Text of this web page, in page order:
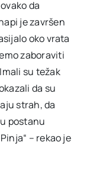
da
je završen
oko vrata
zaboraviti
su težak
da su
strah, da
postanu
– rekao je